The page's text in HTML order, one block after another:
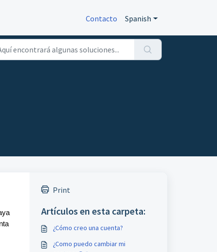
Contacto Spanish
Print
Artículos en esta carpeta:
¿Cómo creo una cuenta?
¿Como puedo cambiar mi